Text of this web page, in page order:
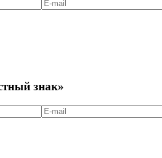
знак»